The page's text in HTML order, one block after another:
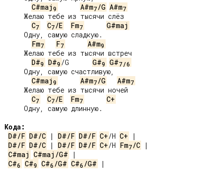
C#maj9 A#m7/G A#m7
C7 C7/E Fm7
G#maj
Fm7 F7 A#m9
D#9 D#9 /G G#9 G#7/6
C#maj9 A#m7/G A#m7
C7 C7/E Fm7
C+
Кода:
D#/F D#/C | D#/F D#/F C+/H C+
D#/F D#/C | D#/F D#/F C+/H Fm7/C
C#maj C#maj/G#
C#6 C#9 C#6 /G# C#6 /G# |